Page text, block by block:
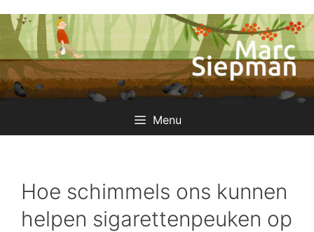
naar
inhoud
Menu
Hoe schimmels ons kunnen
helpen sigarettenpeuken op